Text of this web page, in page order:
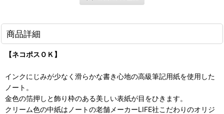
商品詳細
【ネコポスＯＫ】
インクにじみが少なく滑らかな書き心地の高級筆記用紙を使用した
ノート。
金色の箔押しと飾り枠のある美しい表紙が目をひきます。
クリーム色の中紙はノートの老舗メーカーLIFE社こだわりのオリジ